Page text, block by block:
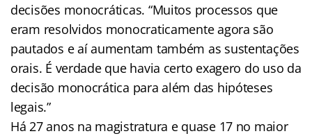
decisões monocráticas. “Muitos processos que
eram resolvidos monocraticamente agora são
pautados e aí aumentam também as sustentações
orais. É verdade que havia certo exagero do uso da
decisão monocrática para além das hipóteses
legais.”
Há 27 anos na magistratura e quase 17 no maior